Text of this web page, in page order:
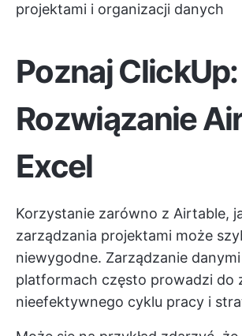
projektami i organizacji danych
Poznaj ClickUp:
Rozwiązanie
Excel
Korzystanie zarówno z Airtable,
zarządzania projektami może
niewygodne. Zarządzanie
platformach często prowadzi do
nieefektywnego cyklu pracy i